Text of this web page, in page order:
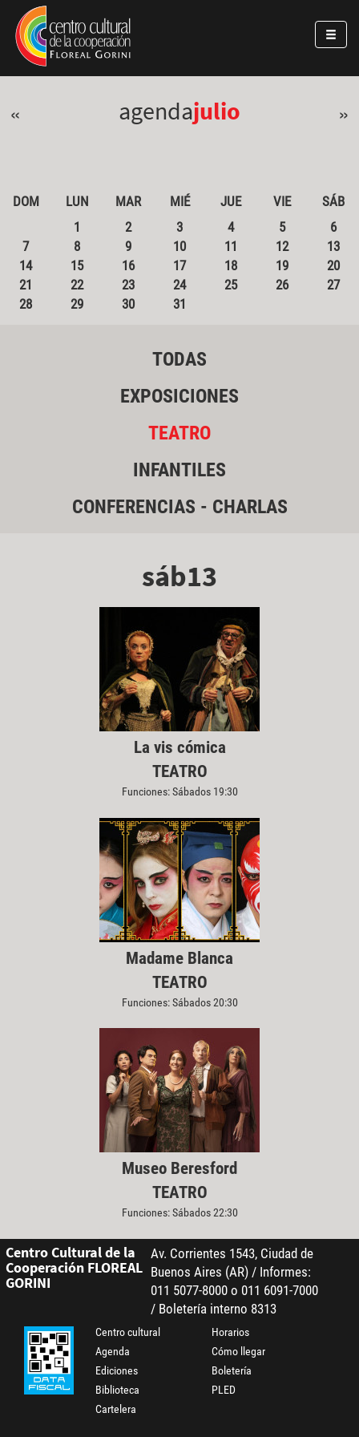
Pasar al contenido principal
Jump to main content
« agendajulio »
DOM LUN MAR MIÉ JUE VIE
SÁB
1
2 3 4 5
6
7
8 9 10 11 12
13
14
15 16 17 18 19
20
21
22 23 24 25 26
27
28
29 30 31
TODAS
EXPOSICIONES
TEATRO
INFANTILES
CONFERENCIAS - CHARLAS
sáb13
La vis cómica
TEATRO
Funciones: Sábados 19:30
Madame Blanca
TEATRO
Funciones: Sábados 20:30
Museo Beresford
TEATRO
Funciones: Sábados 22:30
Centro Cultural de la
Cooperación FLOREAL
GORINI
Av. Corrientes 1543, Ciudad de
Buenos Aires (AR) / Informes:
011 5077-8000 o 011 6091-7000
/ Boletería interno 8313
Centro cultural
Agenda
Ediciones
Biblioteca
Cartelera
Horarios
Cómo llegar
Boletería
PLED